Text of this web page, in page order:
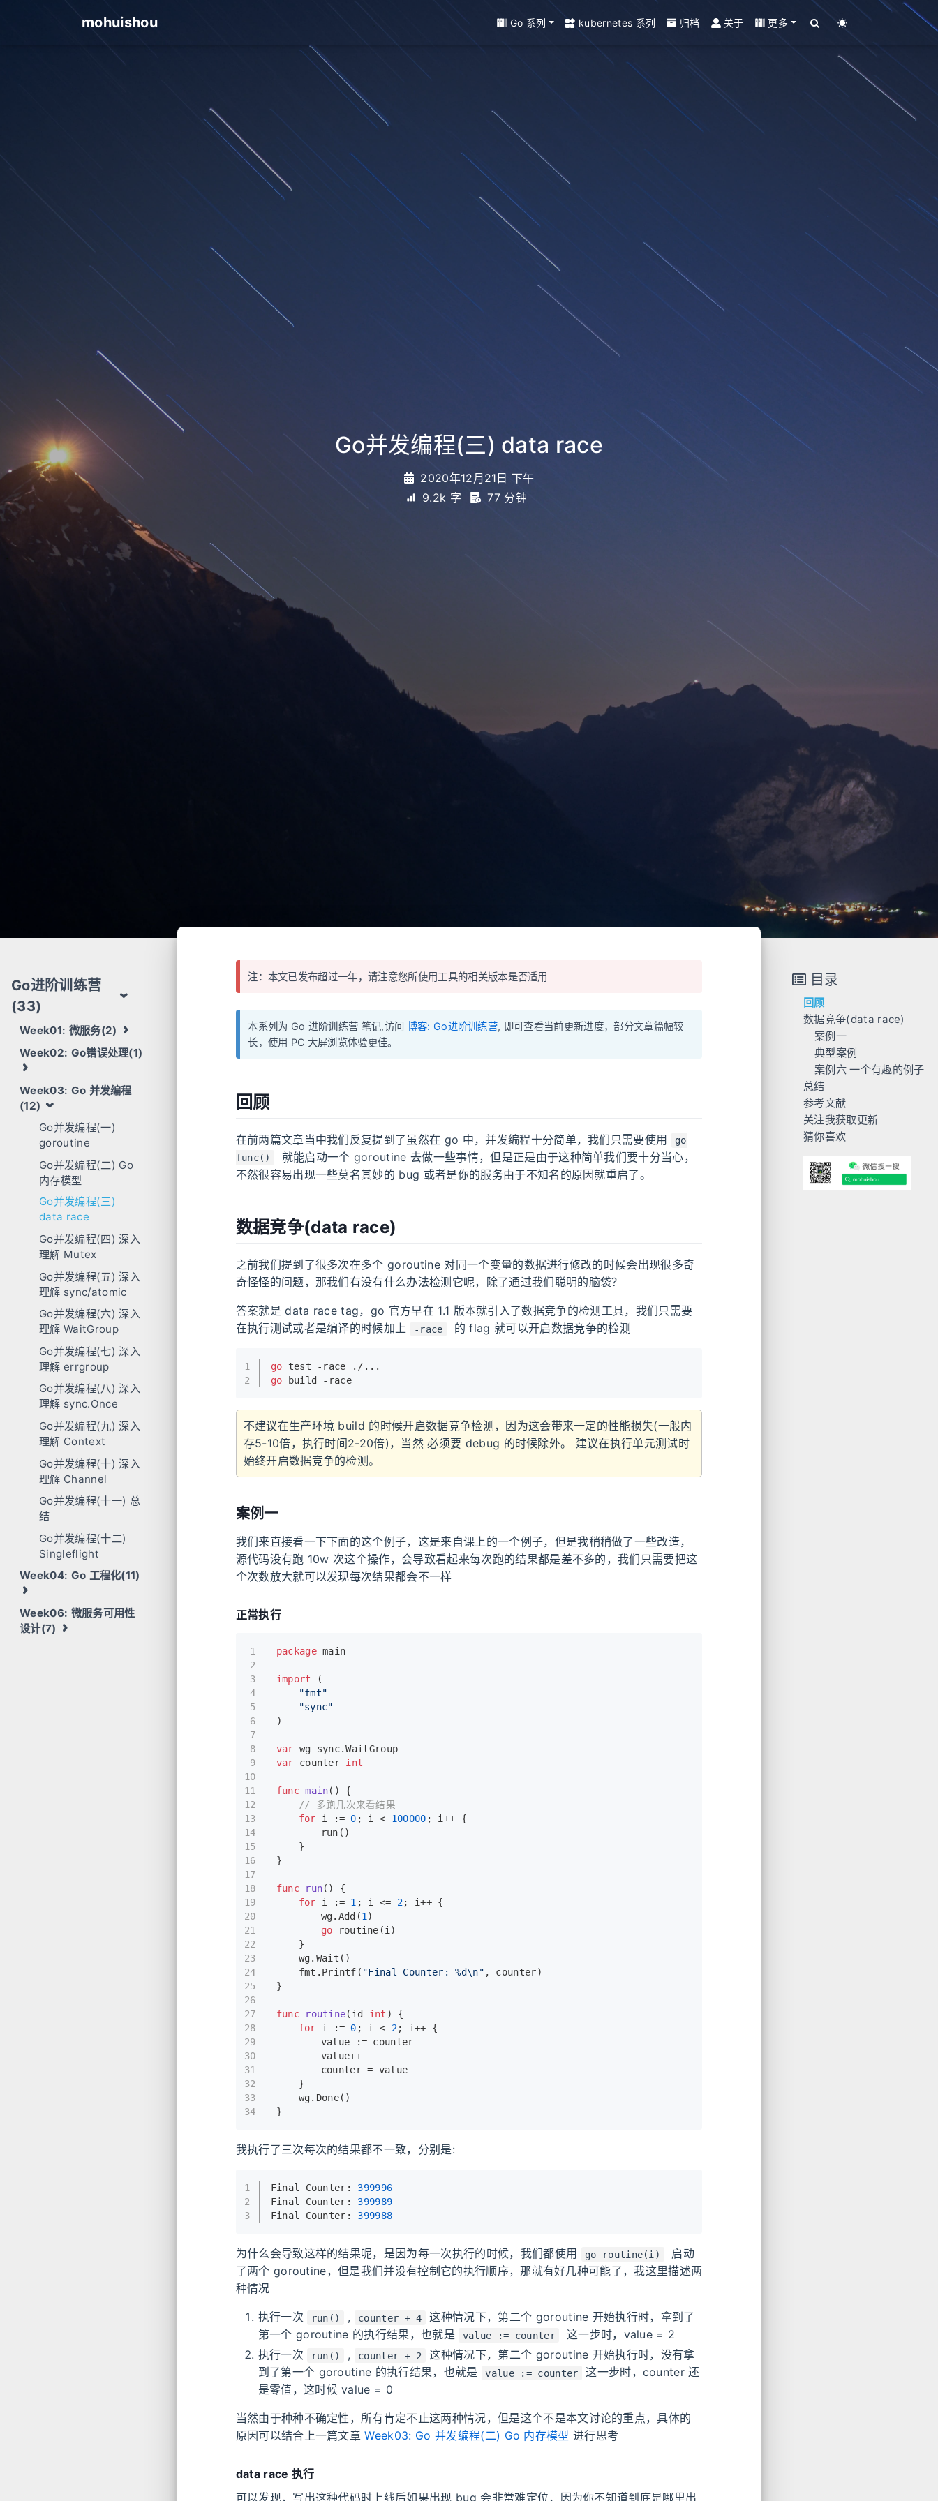
mohuishou Go 系列 kubernetes 系列 归档 关于 更多
Go并发编程(三) data race
2020年12月21日 下午
9.2k 字
77 分钟
Go进阶训练营
(33)
Week01: 微服务(2)
Week02: Go错误处理(1)
Week03: Go 并发编程
(12)
Go并发编程(一)
goroutine
Go并发编程(二) Go
内存模型
Go并发编程(三)
data race
Go并发编程(四) 深入
理解 Mutex
Go并发编程(五) 深入
理解 sync/atomic
Go并发编程(六) 深入
理解 WaitGroup
Go并发编程(七) 深入
理解 errgroup
Go并发编程(八) 深入
理解 sync.Once
Go并发编程(九) 深入
理解 Context
Go并发编程(十) 深入
理解 Channel
Go并发编程(十一) 总
结
Go并发编程(十二)
Singleflight
Week04: Go 工程化(11)
Week06: 微服务可用性
设计(7)
注：本文已发布超过一年，请注意您所使用工具的相关版本是否适用
本系列为 Go 进阶训练营 笔记,访问 博客: Go进阶训练营, 即可查看当前更新进度，部分文章篇幅较
长，使用 PC 大屏浏览体验更佳。
回顾
在前两篇文章当中我们反复提到了虽然在 go 中，并发编程十分简单，我们只需要使用
go
func()
就能启动一个 goroutine 去做一些事情，但是正是由于这种简单我们要十分当心，
不然很容易出现一些莫名其妙的 bug 或者是你的服务由于不知名的原因就重启了。
数据竞争(data race)
之前我们提到了很多次在多个 goroutine 对同一个变量的数据进行修改的时候会出现很多奇
奇怪怪的问题，那我们有没有什么办法检测它呢，除了通过我们聪明的脑袋？
答案就是 data race tag，go 官方早在 1.1 版本就引入了数据竞争的检测工具，我们只需要
在执行测试或者是编译的时候加上
-race 的 flag 就可以开启数据竞争的检测
1
2
go test -race ./...
go build -race
不建议在生产环境 build 的时候开启数据竞争检测，因为这会带来一定的性能损失(一般内
存5-10倍，执行时间2-20倍)，当然 必须要 debug 的时候除外。 建议在执行单元测试时
始终开启数据竞争的检测。
案例一
我们来直接看一下下面的这个例子，这是来自课上的一个例子，但是我稍稍做了一些改造，
源代码没有跑 10w 次这个操作，会导致看起来每次跑的结果都是差不多的，我们只需要把这
个次数放大就可以发现每次结果都会不一样
正常执行
1
2
3
4
5
6
7
8
9
10
11
12
13
14
15
16
17
18
19
20
21
22
23
24
25
26
27
28
29
30
31
32
33
34
package main
import (
"fmt"
"sync"
)
var wg sync.WaitGroup
var counter int
func main()
{
// 多跑几次来看结果
for i := 0 ; i < 100000 ; i++ {
		run()
	}
}
func run()
{
for i := 1 ; i <= 2; i++ {
		wg.Add(
1)
go routine(i)
	}
	wg.Wait()
	fmt.Printf(
"Final Counter: %d\n" , counter)
}
func routine(id int )
{
for i := 0 ; i < 2; i++ {
		value := counter
		value++
		counter = value
	}
	wg.Done()
}
我执行了三次每次的结果都不一致，分别是:
1
2
3
Final Counter: 399996
Final Counter: 399989
Final Counter: 399988
为什么会导致这样的结果呢，是因为每一次执行的时候，我们都使用 go routine(i)
启动
了两个 goroutine，但是我们并没有控制它的执行顺序，那就有好几种可能了，我这里描述两
种情况
执行一次 run() , counter + 4
这种情况下，第二个 goroutine 开始执行时，拿到了
第一个 goroutine 的执行结果，也就是
value := counter
这一步时，value = 2
执行一次
run() , counter + 2
这种情况下，第二个 goroutine 开始执行时，没有拿
到了第一个 goroutine 的执行结果，也就是
value := counter
这一步时，counter 还
是零值，这时候 value = 0
当然由于种种不确定性，所有肯定不止这两种情况，但是这个不是本文讨论的重点，具体的
原因可以结合上一篇文章Week03: Go 并发编程(二) Go 内存模型 进行思考
data race 执行
可以发现，写出这种代码时上线后如果出现 bug 会非常难定位，因为你不知道到底是哪里出
目录
回顾
数据竞争(data race)
案例一
正常执行
data race 执行
典型案例
案例二 在循环中启动 goroutine 引用临时变量
案例六 一个有趣的例子
总结
参考文献
关注我获取更新
猜你喜欢